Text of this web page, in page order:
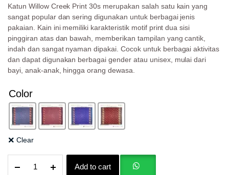
Katun Willow Creek Print 30s merupakan salah satu kain yang
sangat popular dan sering digunakan untuk berbagai jenis
pakaian. Kain ini memiliki karakteristik motif print dua sisi
pinggiran atas dan bawah, memberikan tampilan yang cantik,
indah dan sangat nyaman dipakai. Cocok untuk berbagai aktivitas
dan dapat digunakan berbagai gender atau unisex, mulai dari
bayi, anak-anak, hingga orang dewasa.
Color
Clear
Katun
Add to cart